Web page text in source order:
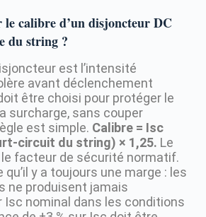
le calibre d’un disjoncteur DC
du string ?
est l’intensité
avant déclenchement
être choisi pour protéger le
surcharge, sans couper
est simple. Calibre = Isc
circuit du string) × 1,25. Le
facteur de sécurité normatif.
qu’il y a toujours une marge : les
ne produisent jamais
nominal dans les conditions